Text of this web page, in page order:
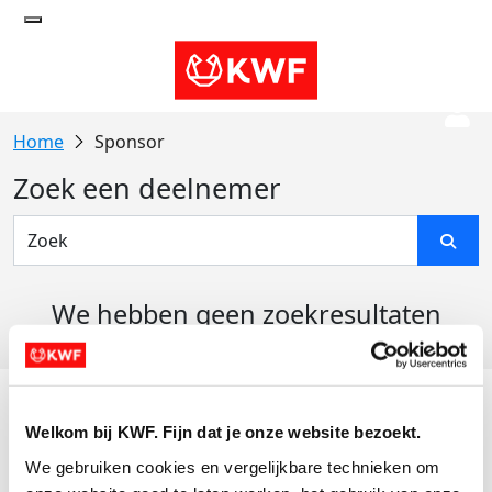
Welkom bij KWF. Fijn dat je onze website bezoekt.
We gebruiken cookies en vergelijkbare technieken om
Sponsor
Zoek een deelnemer
We hebben geen zoekresultaten
Actiematerialen
Evenementen